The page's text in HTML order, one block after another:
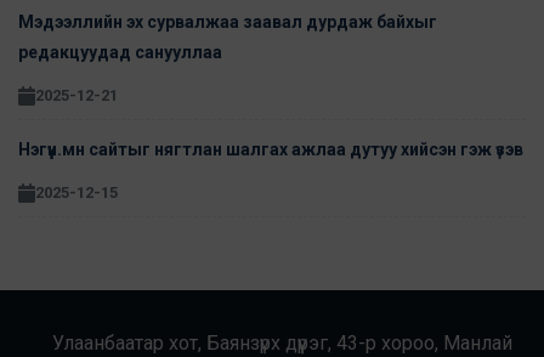
Мэдээллийн эх сурвалжаа заавал дурдаж байхыг
редакцуудад санууллаа
2025-12-21
Нэгүүн.мн сайтыг нягтлан шалгах ажлаа дутуу хийсэн гэж үзэв
2025-12-15
Улаанбаатар хот, Баянзүрх дүүрэг, 43-р хороо, Манлай